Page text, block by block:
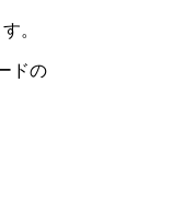
。
ドの